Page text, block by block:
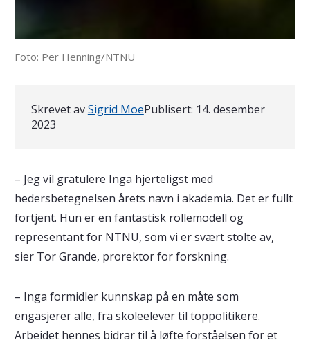
Foto: Per Henning/NTNU
Skrevet avSigrid MoePublisert: 14. desember
2023
– Jeg vil gratulere Inga hjerteligst med
hedersbetegnelsen årets navn i akademia. Det er fullt
fortjent. Hun er en fantastisk rollemodell og
representant for NTNU, som vi er svært stolte av,
sier Tor Grande, prorektor for forskning.
– Inga formidler kunnskap på en måte som
engasjerer alle, fra skoleelever til toppolitikere.
Arbeidet hennes bidrar til å løfte forståelsen for et